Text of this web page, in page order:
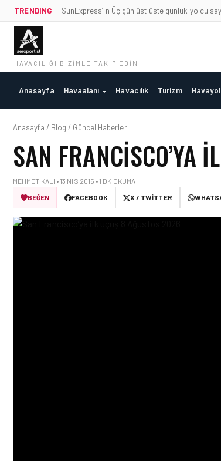
TRENDING SunExpress’in Üç gün üst üste günlük yolcu
HAVACILIĞI BIZIMLE TAKIP EDIN
Anasayfa Havaalanı Havacılık Turizm
Anasayfa / Blog / Güncel Haberler
SAN FRANCISCO’YA
MEHMET KALI • 13 NIS 2015 • 1 DK OKUMA
BEĞEN
FACEBOOK X / TWITTER